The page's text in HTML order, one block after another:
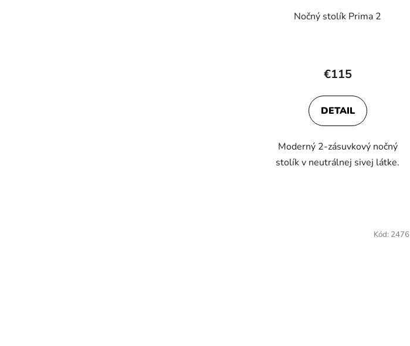
Nočný stolík Prima 2
€115
DETAIL
Moderný 2-zásuvkový nočný
stolík v neutrálnej sivej látke.
Kód: 2476